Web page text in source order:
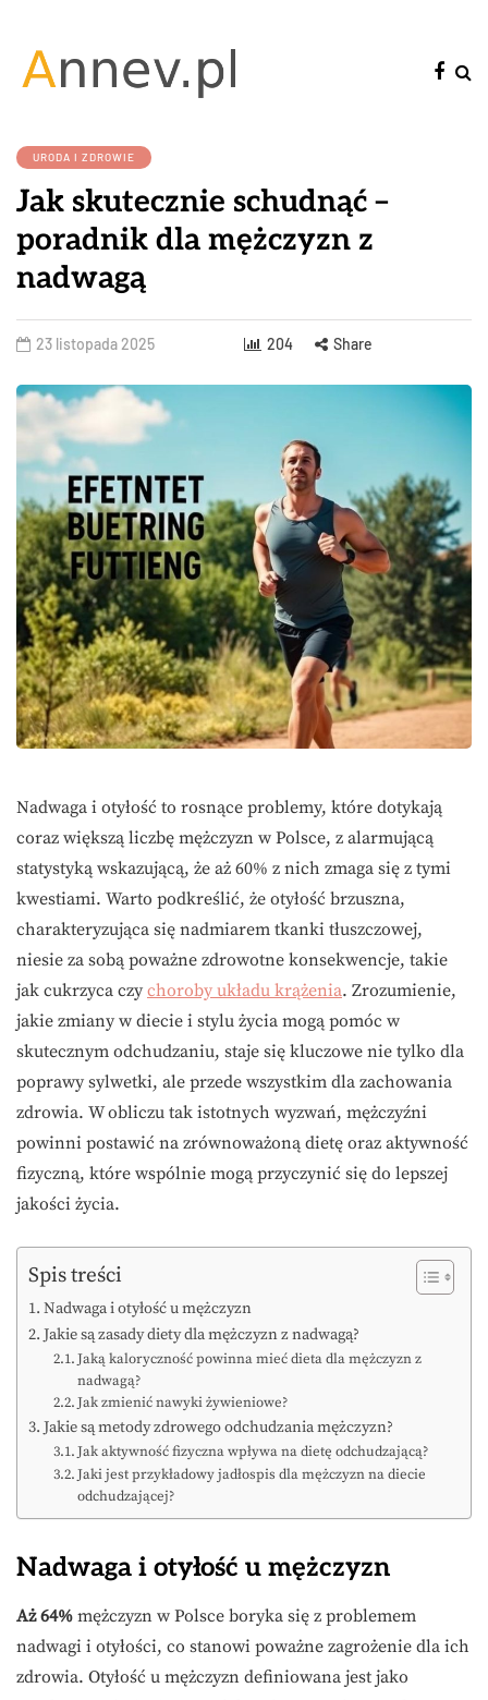
URODA I ZDROWIE
Jak skutecznie schudnąć –
poradnik dla mężczyzn z
nadwagą
23 listopada 2025 204 Share
Nadwaga i otyłość to rosnące problemy, które dotykają
coraz większą liczbę mężczyzn w Polsce, z alarmującą
statystyką wskazującą, że aż 60% z nich zmaga się z tymi
kwestiami. Warto podkreślić, że otyłość brzuszna,
charakteryzująca się nadmiarem tkanki tłuszczowej,
niesie za sobą poważne zdrowotne konsekwencje, takie
jak cukrzyca czy choroby układu krążenia. Zrozumienie,
jakie zmiany w diecie i stylu życia mogą pomóc w
skutecznym odchudzaniu, staje się kluczowe nie tylko dla
poprawy sylwetki, ale przede wszystkim dla zachowania
zdrowia. W obliczu tak istotnych wyzwań, mężczyźni
powinni postawić na zrównoważoną dietę oraz aktywność
fizyczną, które wspólnie mogą przyczynić się do lepszej
jakości życia.
Spis treści
Nadwaga i otyłość u mężczyzn
Jakie są zasady diety dla mężczyzn z nadwagą?
Jaką kaloryczność powinna mieć dieta dla mężczyzn z
nadwagą?
Jak zmienić nawyki żywieniowe?
Jakie są metody zdrowego odchudzania mężczyzn?
Jak aktywność fizyczna wpływa na dietę odchudzającą?
Jaki jest przykładowy jadłospis dla mężczyzn na diecie
odchudzającej?
Nadwaga i otyłość u mężczyzn
Aż 64% mężczyzn w Polsce boryka się z problemem
nadwagi i otyłości, co stanowi poważne zagrożenie dla ich
zdrowia. Otyłość u mężczyzn definiowana jest jako